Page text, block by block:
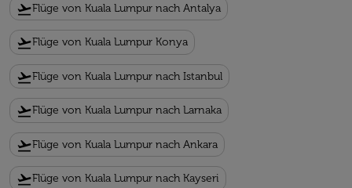
flight_takeoffFlüge von Kuala Lumpur nach Antalya
flight_takeoffFlüge von Kuala Lumpur Konya
flight_takeoffFlüge von Kuala Lumpur nach Istanbul
flight_takeoffFlüge von Kuala Lumpur nach Larnaka
flight_takeoffFlüge von Kuala Lumpur nach Ankara
flight_takeoffFlüge von Kuala Lumpur nach Kayseri